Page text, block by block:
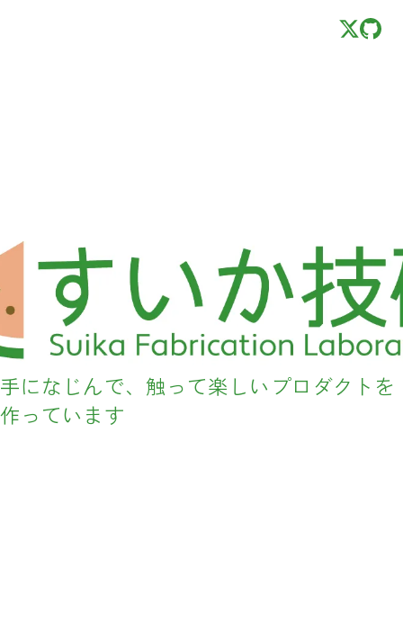
手になじんで、触って楽しい プロダクトを
作っています